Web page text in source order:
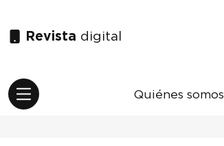
Revista digital
Quiénes somos